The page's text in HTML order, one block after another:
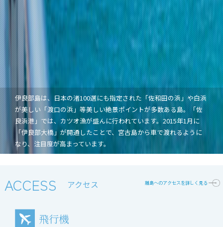
伊良部島は、日本の渚100選にも指定された「佐和田の浜」や白浜
が美しい「渡口の浜」等美しい絶景ポイントが多数ある島。「佐
良浜港」では、カツオ漁が盛んに行われています。2015年1月に
「伊良部大橋」が開通したことで、宮古島から車で渡れるように
なり、注目度が高まっています。
ACCESS アクセス
飛行機
離島へのアクセスを詳しく見る